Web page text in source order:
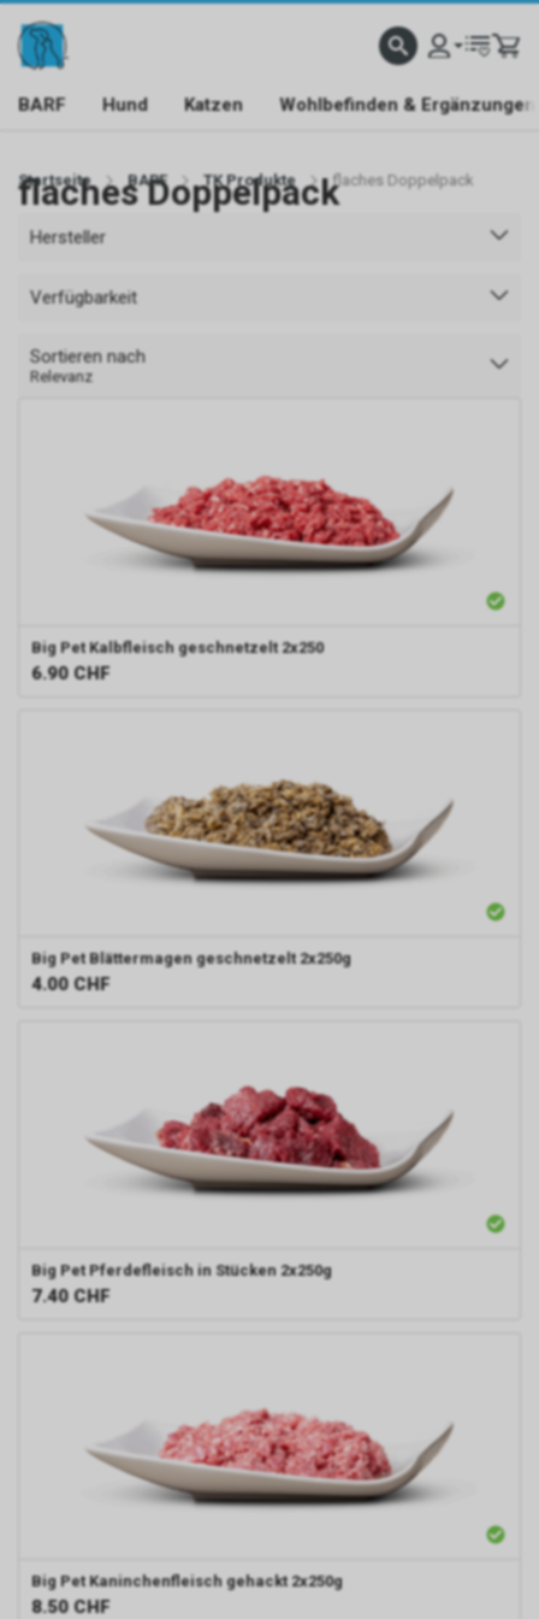
BARF Hund Katzen Wohlbefinden & Ergänzungen
Startseite BARF TK Produkte flaches Doppelpack
flaches Doppelpack
Hersteller
Verfügbarkeit
Sortieren nach
Relevanz
Big Pet Kalbfleisch geschnetzelt 2x250
6.90 CHF
Big Pet Blättermagen geschnetzelt 2x250g
4.00 CHF
Big Pet Pferdefleisch in Stücken 2x250g
7.40 CHF
Big Pet Kaninchenfleisch gehackt 2x250g
8.50 CHF